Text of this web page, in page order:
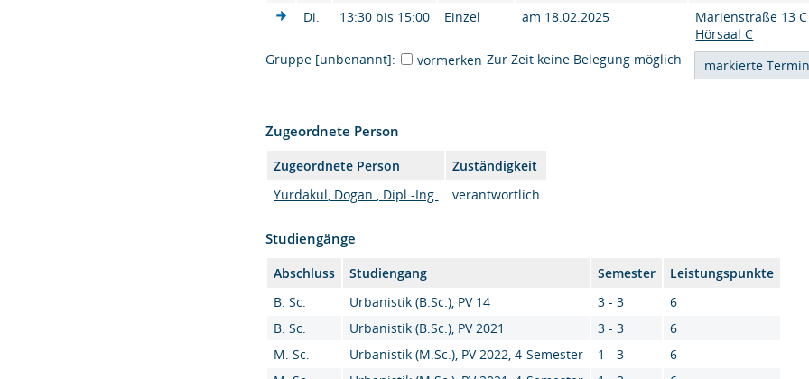
Di.
13:30 bis 15:00 Einzel am 18.02.2025
Marienstraße 13 C
Hörsaal C
Gruppe [unbenannt]:
vormerken Zur Zeit keine Belegung möglich
Zugeordnete Person
Zugeordnete Person
Zuständigkeit
Yurdakul, Dogan , Dipl.-Ing.
verantwortlich
Studiengänge
Abschluss Studiengang Semester
Leistungspunkte
B. Sc.
Urbanistik (B.Sc.), PV 14 3 - 3
6
B. Sc.
Urbanistik (B.Sc.), PV 2021 3 - 3
6
M. Sc.
Urbanistik (M.Sc.), PV 2022, 4-Semester 1 - 3
6